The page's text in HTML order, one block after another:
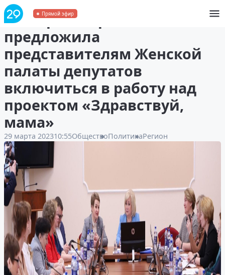
Прямой эфир
Екатерина Прокопьева
предложила
представителям Женской
палаты депутатов
включиться в работу над
проектом «Здравствуй,
мама»
29 марта 202310:55ОбществоПолитикаРегион